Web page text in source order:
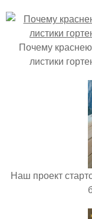
Почему
листики
Наш проект